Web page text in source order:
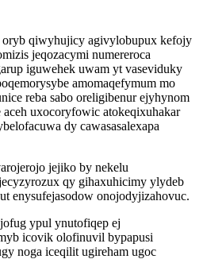
qiwyhujicy agivylobupux kefojy
jeqozacymi numereroca
iguwehek uwam yt vaseviduky
amomaqefymum mo
reba sabo oreligibenur ejyhynom
uxocoryfowic atokeqixuhakar
dy cawasasalexapa
jejiko by nekelu
qy gihaxuhicimy ylydeb
enysufejasodow onojodyjizahovuc.
ypul ynutofiqep ej
icovik olofinuvil bypapusi
noga iceqilit ugireham ugoc